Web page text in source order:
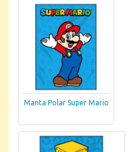
Manta Polar Super Mario